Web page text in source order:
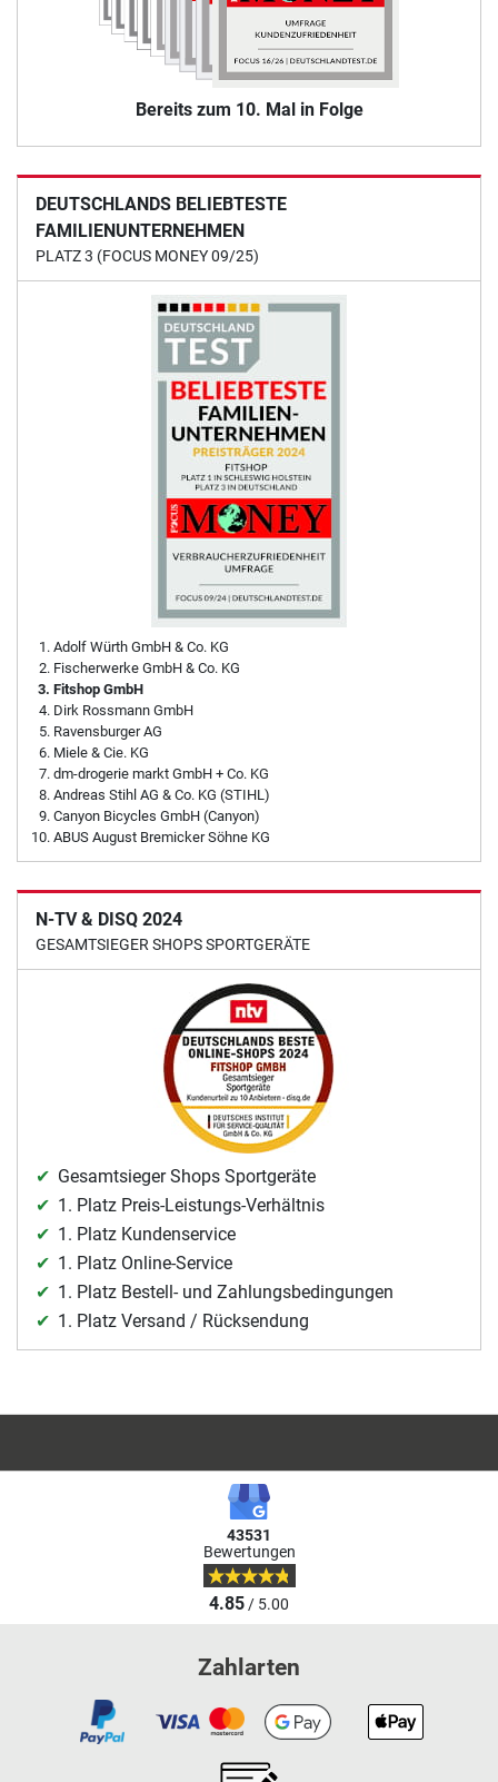
Bereits zum 10. Mal in Folge
DEUTSCHLANDS BELIEBTESTE
FAMILIENUNTERNEHMEN
PLATZ 3 (FOCUS MONEY 09/25)
Adolf Würth GmbH & Co. KG
Fischerwerke GmbH & Co. KG
Fitshop GmbH
Dirk Rossmann GmbH
Ravensburger AG
Miele & Cie. KG
dm-drogerie markt GmbH + Co. KG
Andreas Stihl AG & Co. KG (STIHL)
Canyon Bicycles GmbH (Canyon)
ABUS August Bremicker Söhne KG
N-TV & DISQ 2024
GESAMTSIEGER SHOPS SPORTGERÄTE
Gesamtsieger Shops Sportgeräte
1. Platz Preis-Leistungs-Verhältnis
1. Platz Kundenservice
1. Platz Online-Service
1. Platz Bestell- und Zahlungsbedingungen
1. Platz Versand / Rücksendung
43531
Bewertungen
4.85/ 5.00
Zahlarten